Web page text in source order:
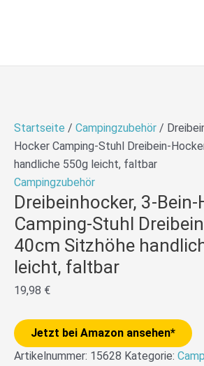
Startseite / Campingzubehör /
Hocker Camping-Stuhl Dreibein-
handliche 550g leicht, faltbar
Campingzubehör
Dreibeinhocker, 3-Bein-
Camping-Stuhl
40cm Sitzhöhe
leicht, faltbar
19,98 €
Jetzt bei Amazon ansehen*
Artikelnummer: 15628 Kategorie: